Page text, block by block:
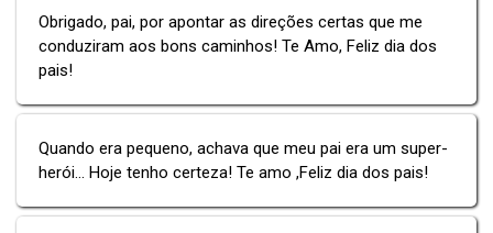
Obrigado, pai, por apontar as direções certas que me
conduziram aos bons caminhos! Te Amo, Feliz dia dos
pais!
Quando era pequeno, achava que meu pai era um super-
herói... Hoje tenho certeza! Te amo ,Feliz dia dos pais!